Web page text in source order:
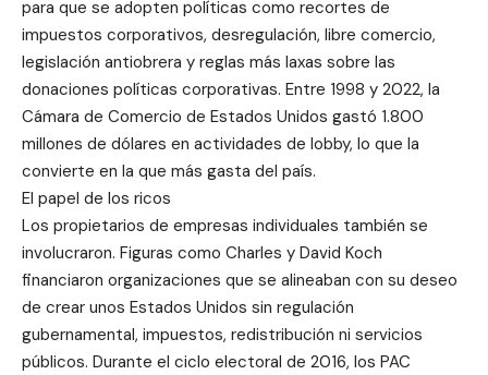
para que se adopten políticas como recortes de
impuestos corporativos, desregulación, libre comercio,
legislación antiobrera y reglas más laxas sobre las
donaciones políticas corporativas. Entre 1998 y 2022, la
Cámara de Comercio de Estados Unidos gastó 1.800
millones de dólares en actividades de lobby, lo que la
convierte en la que más gasta del país.
El papel de los ricos
Los propietarios de empresas individuales también se
involucraron. Figuras como Charles y David Koch
financiaron organizaciones que se alineaban con su deseo
de crear unos Estados Unidos sin regulación
gubernamental, impuestos, redistribución ni servicios
públicos. Durante el ciclo electoral de 2016, los PAC